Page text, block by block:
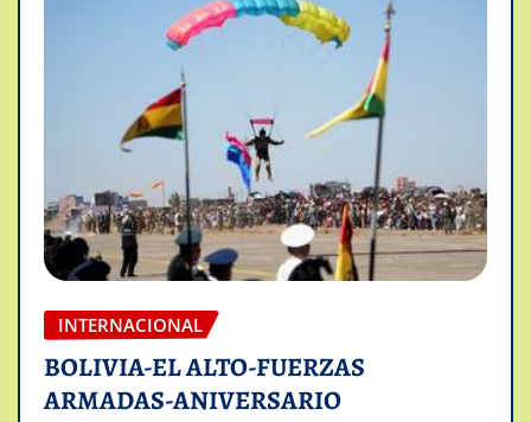
INTERNACIONAL
BOLIVIA-EL ALTO-FUERZAS
ARMADAS-ANIVERSARIO